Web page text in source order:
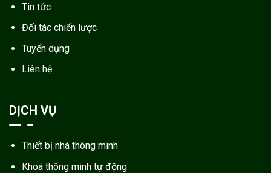
Tin tức
Đối tác chiến lược
Tuyển dụng
Liên hệ
DỊCH VỤ
Thiết bị nhà thông minh
Khoá thông minh tự động